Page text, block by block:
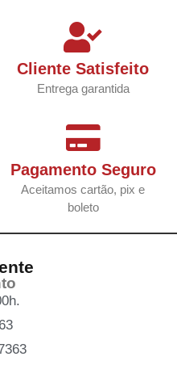
Cliente Satisfeito
Entrega garantida
Pagamento Seguro
Aceitamos cartão, pix e
boleto